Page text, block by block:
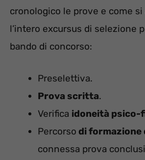
cronologico le prove e come
l’intero excursus di selezione
bando di concorso:
Preselettiva.
Prova scritta.
Verifica idoneità psico-
Percorso di formazione
connessa prova